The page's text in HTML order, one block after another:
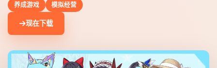
养成游戏 模拟经营
现在下载